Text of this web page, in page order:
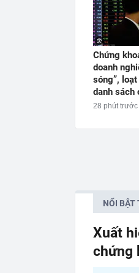
Chứng
doanh
sóng”,
danh sách
28 phút trước
NỔI BẬT
Xuất
chứng